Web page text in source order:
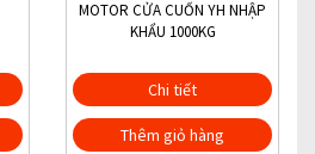
MOTOR CỬA CUỐN YH NHẬP
KHẨU 1000KG
Chi tiết
Thêm giỏ hàng